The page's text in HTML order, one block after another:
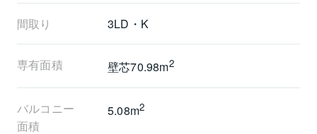
◆地上52階建て免震タワーの11階部分、70.98㎡の
3LDK
◆リビングダイニング部分には床暖房あり
◆1418タイプのユニットバス採用（生ゴミディスポー
ザー、追焚機能付）
◆収納力のあるウォークインクローゼット（WIC）付
き
間取り 3LD・K
専有面積 壁芯70.98m2
バルコニー
面積
5.08m2